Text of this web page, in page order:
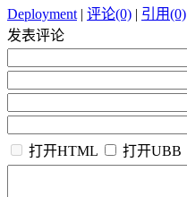
Deployment| 评论(0) | 引用(0)
发表评论
打开HTML
打开UBB